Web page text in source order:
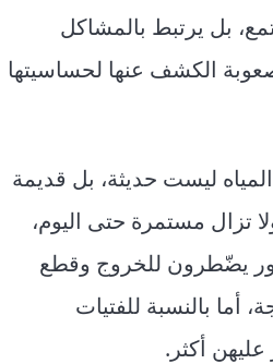
بل يرتبط بالمشاكل
الكشف عنها لحساسيتها
ليست حديثة، بل قديمة
تزال مستمرة حتى اليوم،
يضّطرون للخروج وقطع
أما بالنسبة للفتيات
عليهن أكثر.